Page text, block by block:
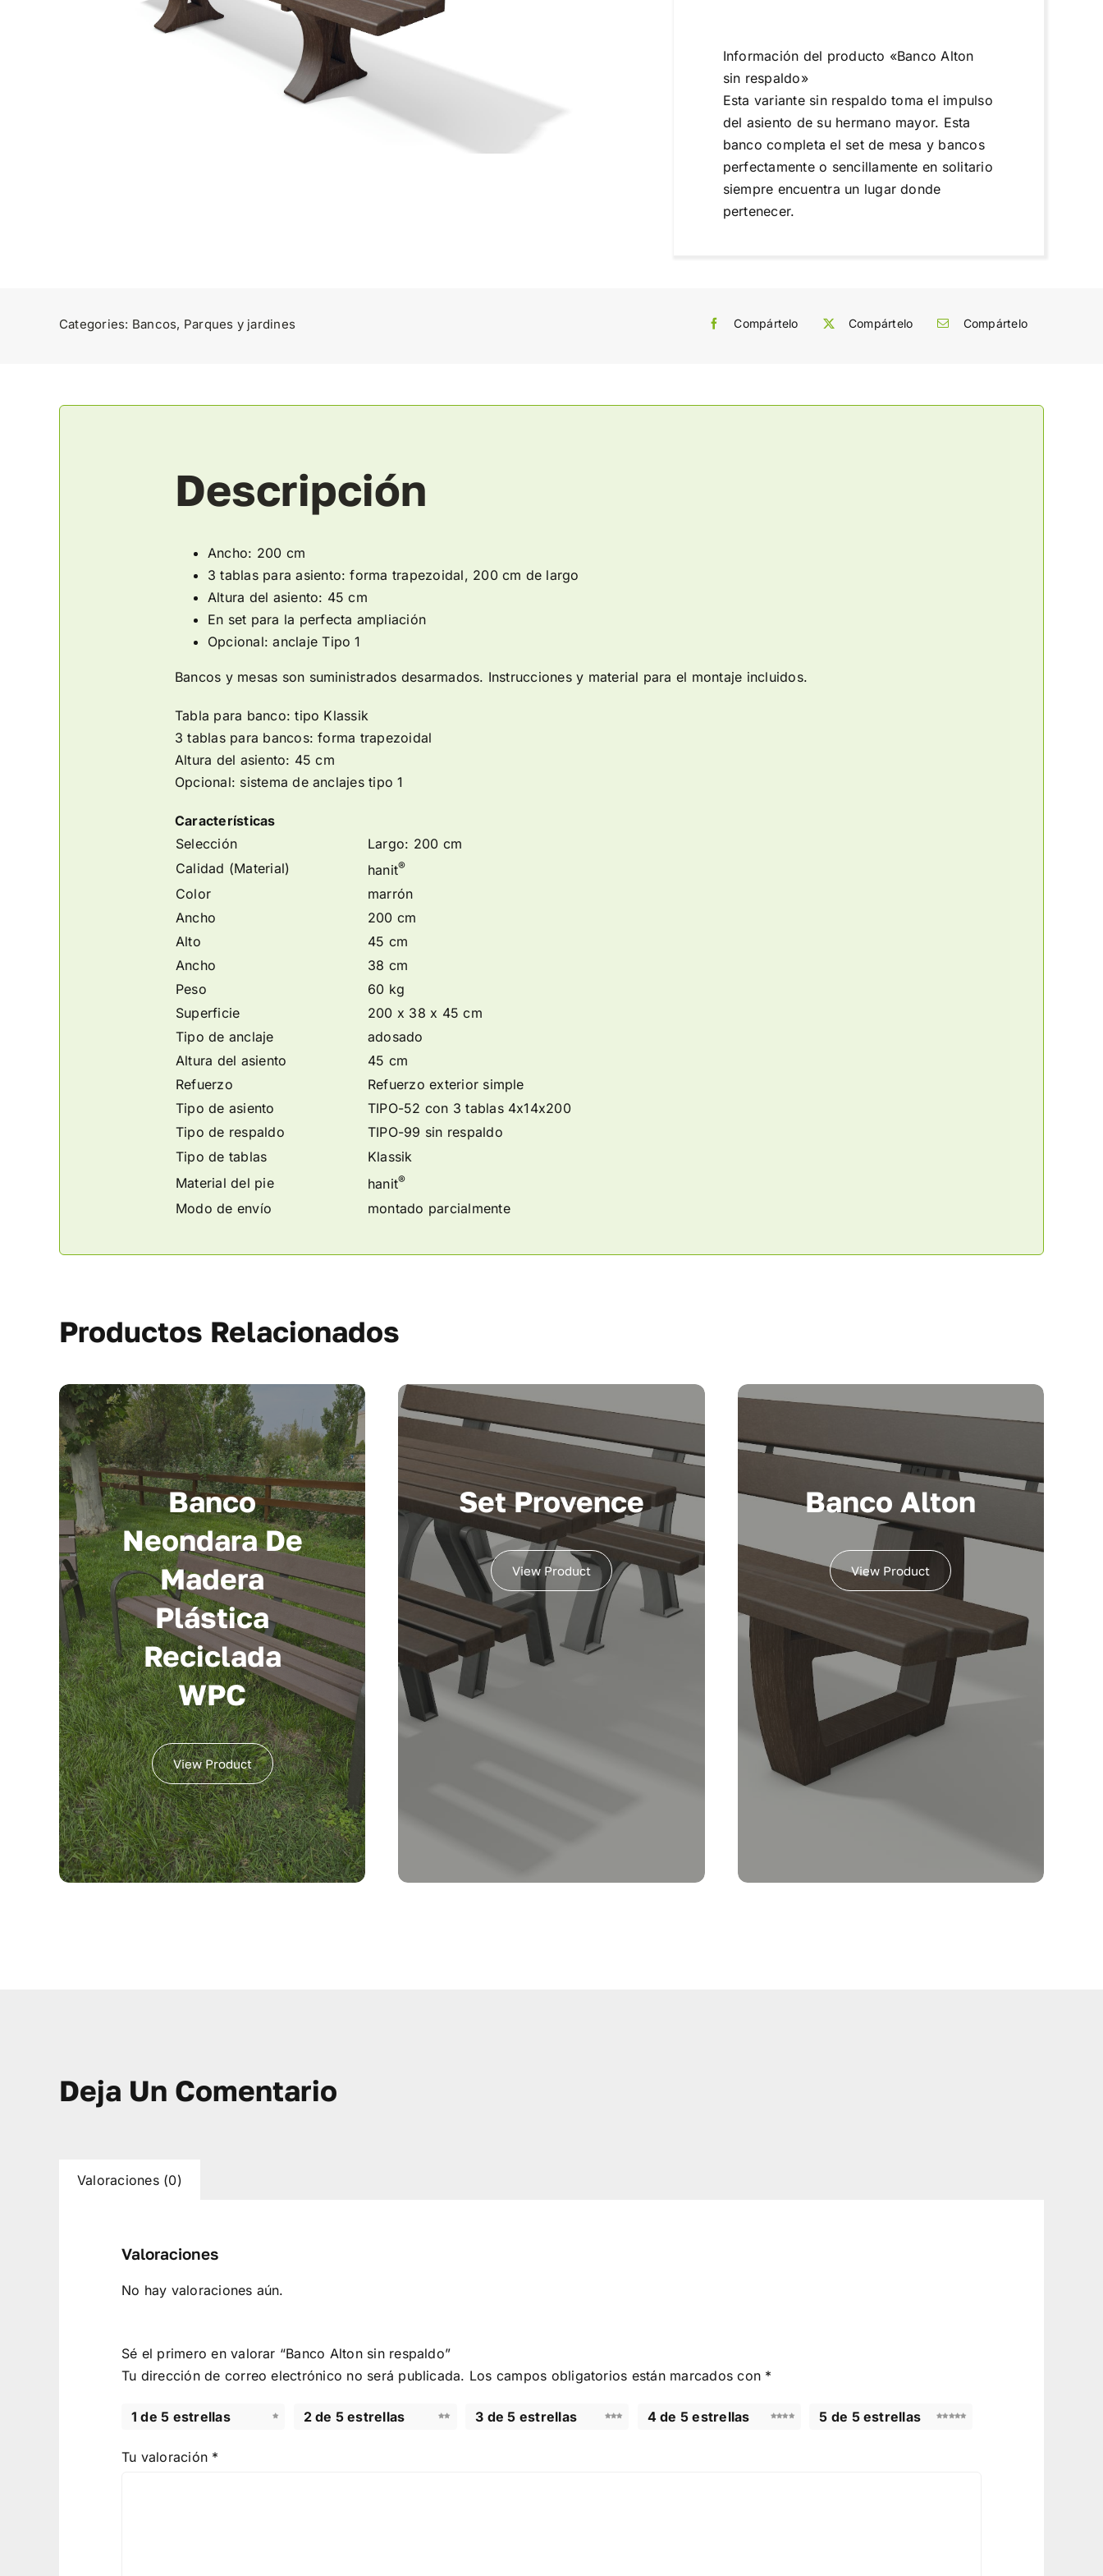
Información del producto «Banco Alton
sin respaldo»
Esta variante sin respaldo toma el impulso
del asiento de su hermano mayor. Esta
banco completa el set de mesa y bancos
perfectamente o sencillamente en solitario
siempre encuentra un lugar donde
pertenecer.
Categories: Bancos, Parques y jardines Compártelo Compártelo Compártelo
Descripción
Ancho: 200 cm
3 tablas para asiento: forma trapezoidal, 200 cm de largo
Altura del asiento: 45 cm
En set para la perfecta ampliación
Opcional: anclaje Tipo 1
Bancos y mesas son suministrados desarmados. Instrucciones y material para el montaje incluidos.
Tabla para banco: tipo Klassik
3 tablas para bancos: forma trapezoidal
Altura del asiento: 45 cm
Opcional: sistema de anclajes tipo 1
Características
Selección
Largo: 200 cm
Calidad (Material)
hanit®
Color
marrón
Ancho
200 cm
Alto
45 cm
Ancho
38 cm
Peso
60 kg
Superficie
200 x 38 x 45 cm
Tipo de anclaje
adosado
Altura del asiento
45 cm
Refuerzo
Refuerzo exterior simple
Tipo de asiento
TIPO-52 con 3 tablas 4x14x200
Tipo de respaldo
TIPO-99 sin respaldo
Tipo de tablas
Klassik
Material del pie
hanit®
Modo de envío montado parcialmente
Productos Relacionados
Banco
Neondara De
Madera
Plástica
Reciclada
WPC
View Product
Set Provence
View Product
Banco Alton
View Product
Deja Un Comentario
Valoraciones (0)
Valoraciones
No hay valoraciones aún.
Sé el primero en valorar “Banco Alton sin respaldo”
Tu dirección de correo electrónico no será publicada. Los campos obligatorios están marcados con *
1 de 5 estrellas 2 de 5 estrellas 3 de 5 estrellas 4 de 5 estrellas 5 de 5 estrellas
Tu valoración *